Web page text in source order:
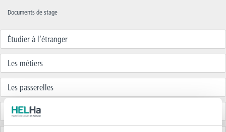
Documents de stage
Étudier à l’étranger
Les métiers
Les passerelles
Etudiants français